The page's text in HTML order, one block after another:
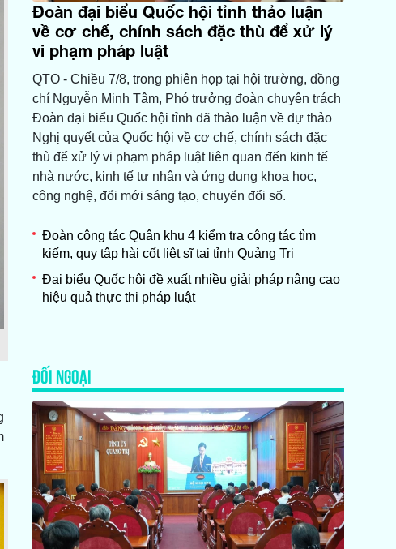
Đoàn đại biểu Quốc hội tỉnh thảo luận
về cơ chế, chính sách đặc thù để xử lý
vi phạm pháp luật
QTO - Chiều 7/8, trong phiên họp tại hội trường, đồng
chí Nguyễn Minh Tâm, Phó trưởng đoàn chuyên trách
Đoàn đại biểu Quốc hội tỉnh đã thảo luận về dự thảo
Nghị quyết của Quốc hội về cơ chế, chính sách đặc
thù để xử lý vi phạm pháp luật liên quan đến kinh tế
nhà nước, kinh tế tư nhân và ứng dụng khoa học,
công nghệ, đổi mới sáng tạo, chuyển đổi số.
Đoàn công tác Quân khu 4 kiểm tra công tác tìm
kiếm, quy tập hài cốt liệt sĩ tại tỉnh Quảng Trị
Đại biểu Quốc hội đề xuất nhiều giải pháp nâng cao
hiệu quả thực thi pháp luật
ĐỐI NGOẠI